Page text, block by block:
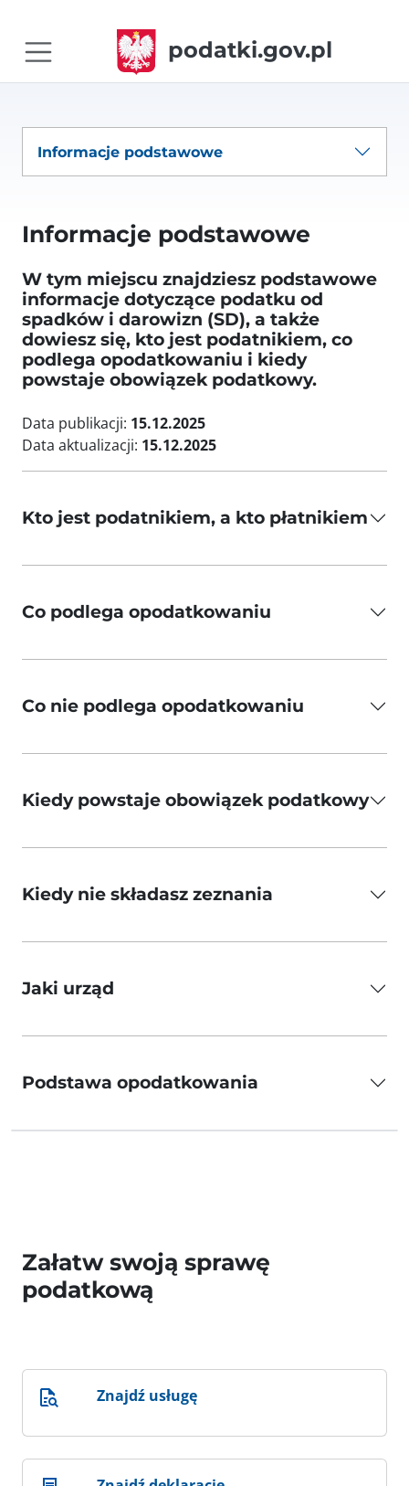
podatki.gov.pl
Informacje podstawowe
Informacje podstawowe
W tym miejscu znajdziesz podstawowe
informacje dotyczące podatku od
spadków i darowizn (SD), a także
dowiesz się, kto jest podatnikiem, co
podlega opodatkowaniu i kiedy
powstaje obowiązek podatkowy.
Data publikacji: 15.12.2025
Data aktualizacji: 15.12.2025
Kto jest podatnikiem, a kto płatnikiem
Co podlega opodatkowaniu
Co nie podlega opodatkowaniu
Kiedy powstaje obowiązek podatkowy
Kiedy nie składasz zeznania
Jaki urząd
Podstawa opodatkowania
Załatw swoją sprawę
podatkową
Znajdź usługę